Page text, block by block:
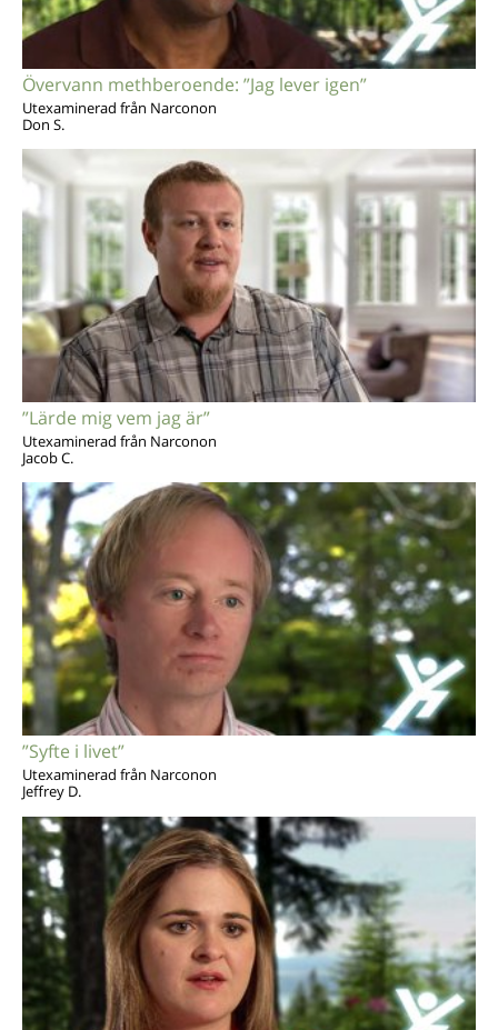
Övervann methberoende: ”Jag lever igen”
Utexaminerad från Narconon
Don S.
”Lärde mig vem jag är”
Utexaminerad från Narconon
Jacob C.
”Syfte i livet”
Utexaminerad från Narconon
Jeffrey D.